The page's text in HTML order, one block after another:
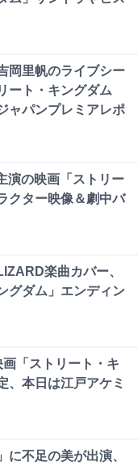
岡里帆のライブシー
ート・キングダム
ャパンプレミアレポ
演の映画「ストリー
クター映像＆劇中バ
楽曲カバー、
グダム」エンディン
「ストリート・キ
、本日は江戸アケミ
に不足の美が出演、